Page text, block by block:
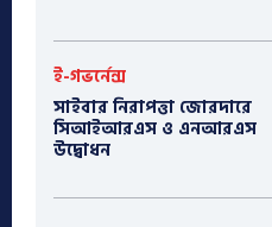
ই-গভর্নেন্স
সাইবার নিরাপত্তা জোরদারে
সিআইআরএস ও এনআরএস
উদ্বোধন